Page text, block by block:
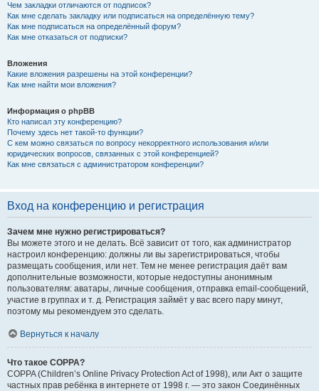
Чем закладки отличаются от подписок?
Как мне сделать закладку или подписаться на определённую тему?
Как мне подписаться на определённый форум?
Как мне отказаться от подписки?
Вложения
Какие вложения разрешены на этой конференции?
Как мне найти мои вложения?
Информация о phpBB
Кто написал эту конференцию?
Почему здесь нет такой-то функции?
С кем можно связаться по вопросу некорректного использования и/или
юридических вопросов, связанных с этой конференцией?
Как мне связаться с администратором конференции?
Вход на конференцию и регистрация
Зачем мне нужно регистрироваться?
Вы можете этого и не делать. Всё зависит от того, как администратор
настроил конференцию: должны ли вы зарегистрироваться, чтобы
размещать сообщения, или нет. Тем не менее регистрация даёт вам
дополнительные возможности, которые недоступны анонимным
пользователям: аватары, личные сообщения, отправка email-сообщений,
участие в группах и т. д. Регистрация займёт у вас всего пару минут,
поэтому мы рекомендуем это сделать.
Вернуться к началу
Что такое COPPA?
COPPA (Children’s Online Privacy Protection Act of 1998), или Акт о защите
частных прав ребёнка в интернете от 1998 г. — это закон Соединённых